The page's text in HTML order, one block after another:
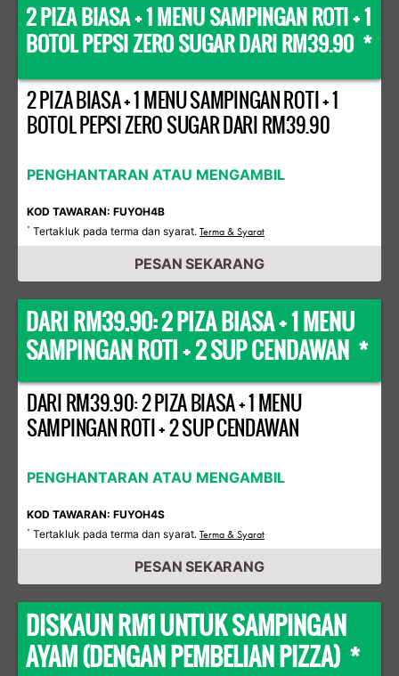
2 PIZA BIASA + 1 MENU SAMPINGAN ROTI + 1
BOTOL PEPSI ZERO SUGAR DARI RM39.90 *
2 PIZA BIASA + 1 MENU SAMPINGAN ROTI + 1
BOTOL PEPSI ZERO SUGAR DARI RM39.90
PENGHANTARAN ATAU MENGAMBIL
KOD TAWARAN: FUYOH4B
* Tertakluk pada terma dan syarat. Terma & Syarat
PESAN SEKARANG
DARI RM39.90: 2 PIZA BIASA + 1 MENU
SAMPINGAN ROTI + 2 SUP CENDAWAN *
DARI RM39.90: 2 PIZA BIASA + 1 MENU
SAMPINGAN ROTI + 2 SUP CENDAWAN
PENGHANTARAN ATAU MENGAMBIL
KOD TAWARAN: FUYOH4S
* Tertakluk pada terma dan syarat. Terma & Syarat
PESAN SEKARANG
DISKAUN RM1 UNTUK SAMPINGAN
AYAM (DENGAN PEMBELIAN PIZZA) *